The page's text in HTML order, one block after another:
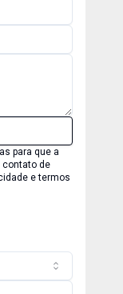
para que a
contato de
e termos